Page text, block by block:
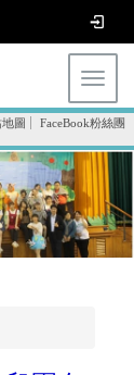
圖 FaceBook粉絲團